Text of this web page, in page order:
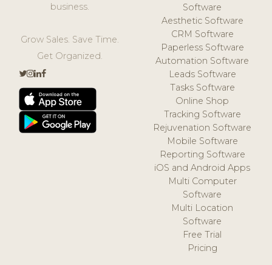
business.
Grow Sales. Save Time.
Get Organized.
Software
Aesthetic Software
CRM Software
Paperless Software
Automation Software
Leads Software
Tasks Software
Online Shop
Tracking Software
Rejuvenation Software
Mobile Software
Reporting Software
iOS and Android Apps
Multi Computer
Software
Multi Location
Software
Free Trial
Pricing